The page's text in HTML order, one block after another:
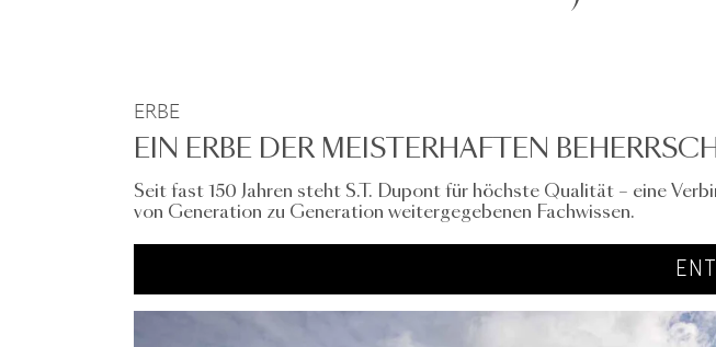
ERBE
EIN ERBE DER MEISTERHAFTEN
Seit fast 150 Jahren steht S.T. Dupont für höchste Qualität – eine
von Generation zu Generation weitergegebenen Fachwissen.